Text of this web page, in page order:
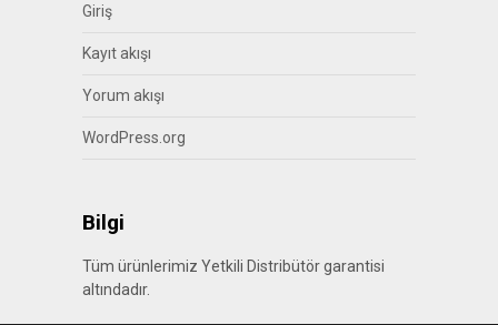
Giriş
Kayıt akışı
Yorum akışı
WordPress.org
Bilgi
Tüm ürünlerimiz Yetkili Distribütör garantisi
altındadır.